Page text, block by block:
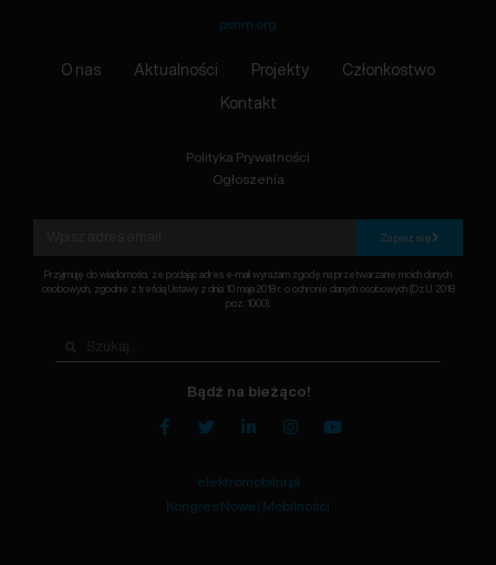
psnm.org
O nas Aktualności Projekty Członkostwo
Kontakt
Polityka Prywatności
Ogłoszenia
Zapisz się
Przyjmuję do wiadomości, że podając adres e-mail wyrażam zgodę na przetwarzanie moich danych
osobowych, zgodnie z treścią Ustawy z dnia 10 maja 2018 r. o ochronie danych osobowych (Dz.U. 2018
poz. 1000).
Bądź na bieżąco!
elektromobilni.pl
Kongres Nowej Mobilności